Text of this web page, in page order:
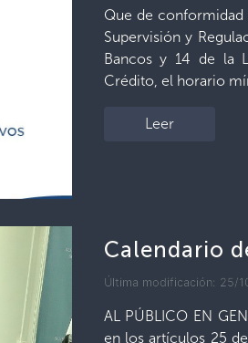
Que de
Supervisión y
Bancos y 14 de la
Crédito, el horario
Leer
Calendario
Última modificación: 25/
AL PÚBLICO EN
en los artículos 25